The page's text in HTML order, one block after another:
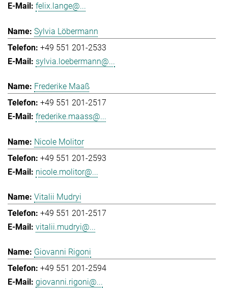
felix.lange@...
Sylvia Löbermann
+49 551 201-2533
sylvia.loebermann@...
Frederike Maaß
+49 551 201-2517
frederike.maass@...
Nicole Molitor
+49 551 201-2593
nicole.molitor@...
Vitalii Mudryi
+49 551 201-2517
vitalii.mudryi@...
Giovanni Rigoni
+49 551 201-2594
giovanni.rigoni@...